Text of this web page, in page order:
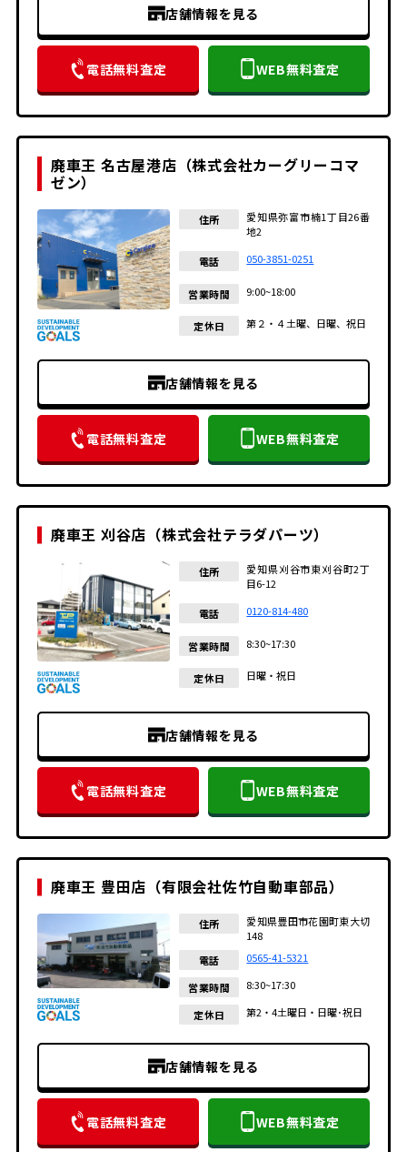
店舗情報を見る
電話無料査定 WEB無料査定
廃車王 名古屋港店（株式会社カーグリーコマ
ゼン）
住所
愛知県弥富市楠1丁目26番
地2
電話 050-3851-0251
営業時間 9:00~18:00
定休日 第２・４土曜、日曜、祝日
店舗情報を見る
電話無料査定 WEB無料査定
廃車王 刈谷店（株式会社テラダパーツ）
住所
愛知県刈谷市東刈谷町2丁
目6-12
電話 0120-814-480
営業時間 8:30~17:30
定休日 日曜・祝日
店舗情報を見る
電話無料査定 WEB無料査定
廃車王 豊田店（有限会社佐竹自動車部品）
住所
愛知県豊田市花園町東大切
148
電話
0565-41-5321
営業時間 8:30~17:30
定休日 第2・4土曜日・日曜･祝日
店舗情報を見る
電話無料査定 WEB無料査定